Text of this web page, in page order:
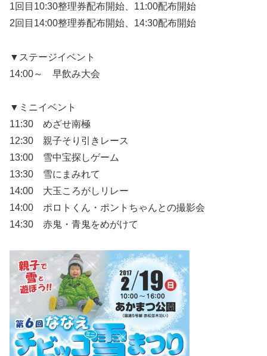
1回目10:30整理券配布開始、11:00配布開始
2回目14:00整理券配布開始、14:30配布開始
▼ステージイベント
14:00～ 早飲み大会
▼ミニイベント
11:30 めざせ南極
12:30 親子そり引きレース
13:00 雪中宝探しゲーム
13:30 雪にまみれて
14:00 大玉ころがしリレー
14:00 ポロトくん・ポントちゃんとの撮影会
14:30 赤鬼・青鬼をめがけて